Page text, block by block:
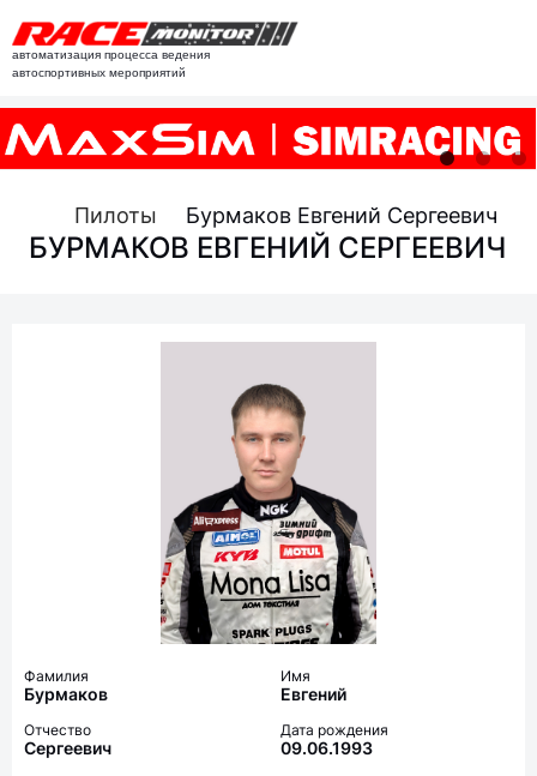
автоматизация процесса ведения
автоспортивных мероприятий
Пилоты Бурмаков Евгений Сергеевич
БУРМАКОВ ЕВГЕНИЙ СЕРГЕЕВИЧ
Фамилия
Бурмаков
Имя
Евгений
Отчество
Сергеевич
Дата рождения
09.06.1993